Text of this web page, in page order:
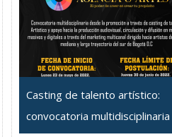
Casting de talento artístico:
convocatoria multidisciplinaria